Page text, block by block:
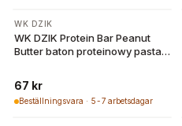
WK DZIK
WK DZIK Protein Bar Peanut
Butter baton proteinowy pasta
67 kr
Beställningsvara · 5-7 arbetsdagar